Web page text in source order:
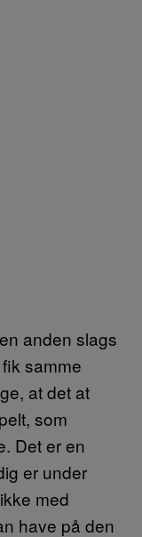
anden slags
samme
at det at
som
Det er en
er under
med
have på den